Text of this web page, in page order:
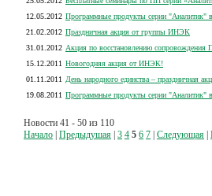
12.05.2012 Программные продукты серии "Аналитик"
21.02.2012 Праздничная акция от группы ИНЭК
31.01.2012 Акция по восстановлению сопровождения
15.12.2011 Новогодняя акция от ИНЭК!
01.11.2011
День народного единства – праздничная
19.08.2011 Программные продукты серии "Аналитик"
Новости 41 - 50 из 110
Начало Предыдушая 3 4 5 6 7 Следующая